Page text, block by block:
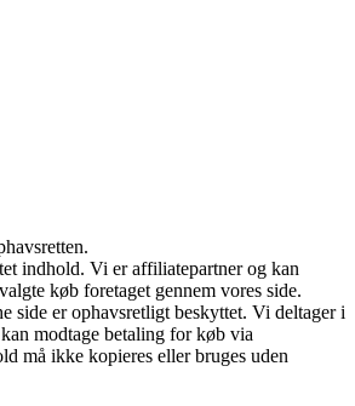
indhold. Vi er affiliatepartner og kan
køb foretaget gennem vores side.
side er ophavsretligt beskyttet. Vi deltager i
modtage betaling for køb via
må ikke kopieres eller bruges uden